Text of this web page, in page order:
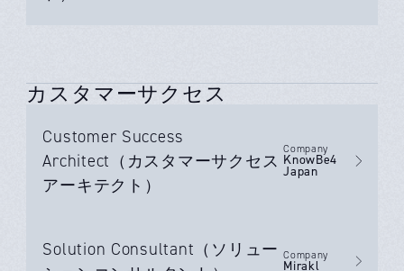
カスタマーサクセス
Customer Success
Architect（カスタマーサクセス
アーキテクト）
Company
KnowBe4
Japan
Solution Consultant（ソリュー Company
Mirakl